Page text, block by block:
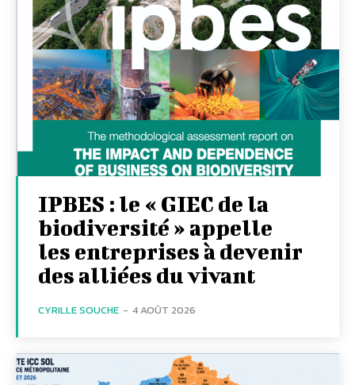
IPBES : le « GIEC de la
biodiversité » appelle
les entreprises à devenir
des alliées du vivant
CYRILLE SOUCHE - 4 AOÛT 2026